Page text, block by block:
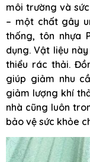
môi trường và
– một chất gây
thống, tôn nhựa
dụng. Vật liệu
thiểu rác thải.
giúp giảm nhu
giảm lượng khí
nhà cũng luôn
bảo vệ sức khỏe